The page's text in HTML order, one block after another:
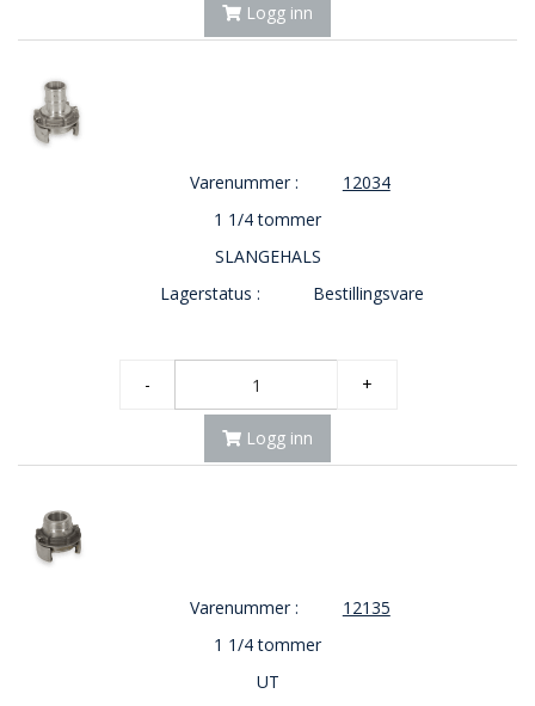
Logg inn
Varenummer :
12034
1 1/4 tommer
SLANGEHALS
Lagerstatus :
Bestillingsvare
- +
Logg inn
Varenummer :
12135
1 1/4 tommer
UT